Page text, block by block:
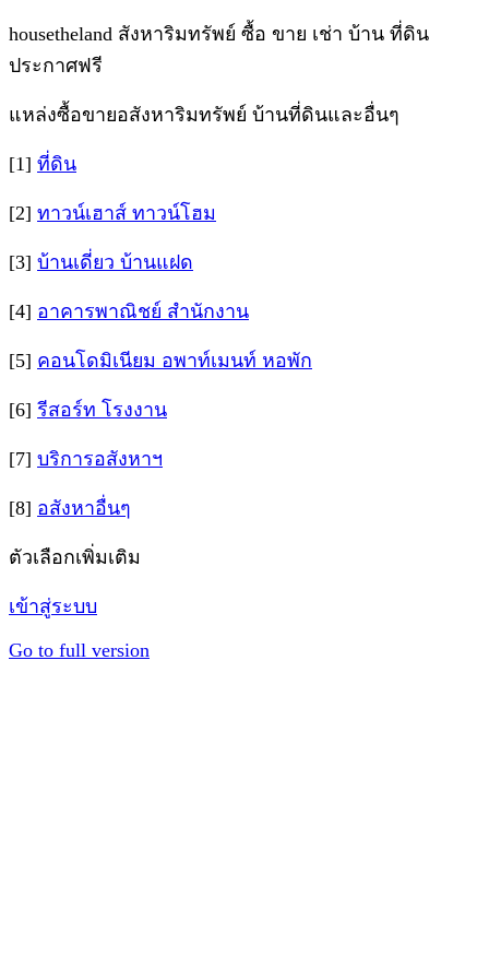
housetheland สังหาริมทรัพย์ ซื้อ ขาย เช่า บ้าน ที่ดิน
ประกาศฟรี
แหล่งซื้อขายอสังหาริมทรัพย์ บ้านที่ดินและอื่นๆ
[1] ที่ดิน
[2] ทาวน์เฮาส์ ทาวน์โฮม
[3] บ้านเดี่ยว บ้านแฝด
[4] อาคารพาณิชย์ สำนักงาน
[5] คอนโดมิเนียม อพาท์เมนท์ หอพัก
[6] รีสอร์ท โรงงาน
[7] บริการอสังหาฯ
[8] อสังหาอื่นๆ
ตัวเลือกเพิ่มเติม
เข้าสู่ระบบ
Go to full version